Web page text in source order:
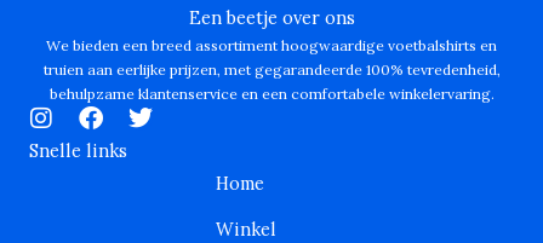
Een beetje over ons
We bieden een breed assortiment hoogwaardige voetbalshirts en
truien aan eerlijke prijzen, met gegarandeerde 100% tevredenheid,
behulpzame klantenservice en een comfortabele winkelervaring.
I
n
s
F
a
c
T
Snelle links
Home
Winkel